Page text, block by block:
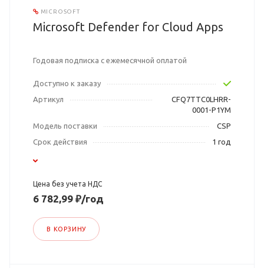
MICROSOFT
Microsoft Defender for Cloud Apps
Годовая подписка с ежемесячной оплатой
Доступно к заказу
Артикул
CFQ7TTC0LHRR-
0001-P1YM
Модель поставки
CSP
Срок действия
1 год
Цена без учета НДС
6 782,99 ₽/год
В КОРЗИНУ